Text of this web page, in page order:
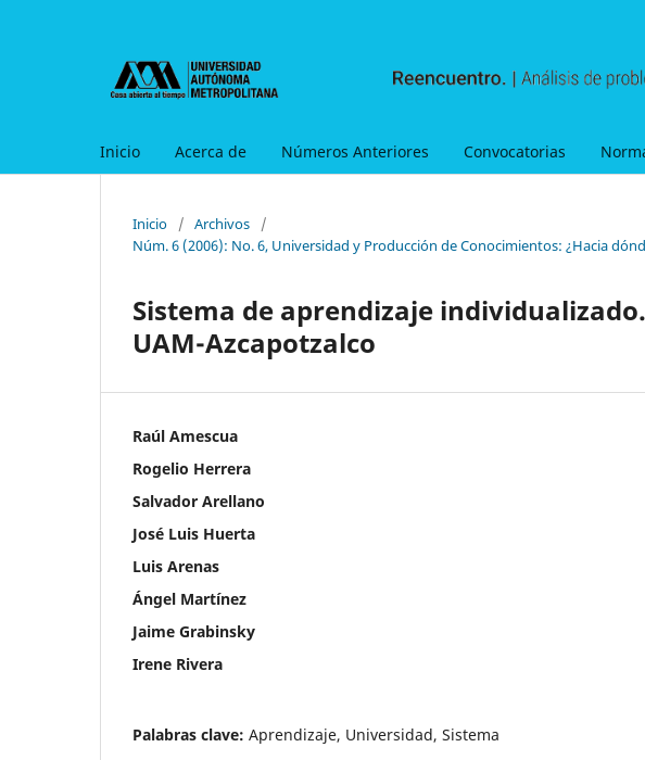
Inicio Acerca de Números Anteriores Convocatorias
Inicio / Archivos
/
Núm. 6 (2006): No. 6, Universidad y Producción de Conocimientos: ¿Hacia
Sistema de aprendizaje
UAM-Azcapotzalco
Raúl Amescua
Rogelio Herrera
Salvador Arellano
José Luis Huerta
Luis Arenas
Ángel Martínez
Jaime Grabinsky
Irene Rivera
Palabras clave: Aprendizaje, Universidad, Sistema